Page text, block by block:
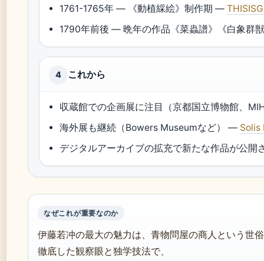
1761-1765年 — 《動植綵絵》制作期 —
1790年前後 — 晩年の作品《菜蟲譜》《白象群
4 これから
収蔵館での企画展に注目（京都国立博物館、
海外展も継続（Bowers Museumなど） — Solis
デジタルアーカイブの拡充で新たな作品が公開
なぜこれが重要なのか
伊藤若冲の最大の魅力は、青物問屋の商人という世
徹底した観察眼と独学技法で、